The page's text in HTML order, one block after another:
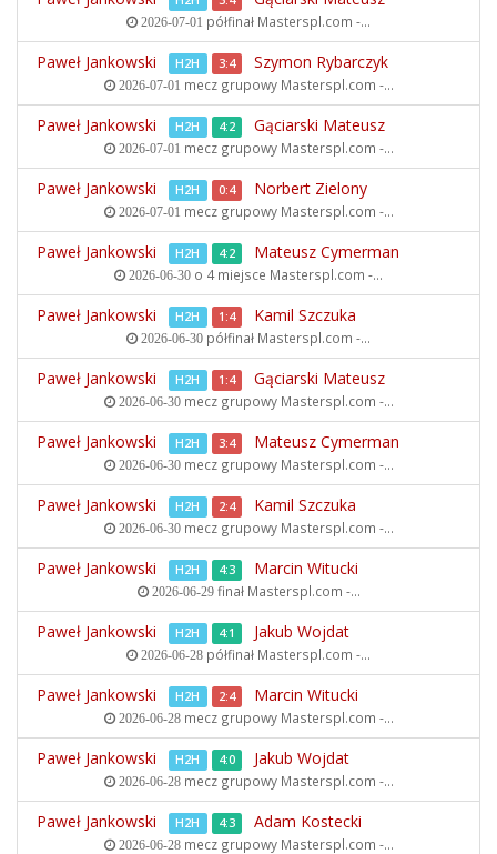
2026-07-01 półfinał Masterspl.com -...
Paweł Jankowski H2H 3:4 Szymon Rybarczyk
2026-07-01 mecz grupowy Masterspl.com -...
Paweł Jankowski H2H 4:2 Gąciarski Mateusz
2026-07-01 mecz grupowy Masterspl.com -...
Paweł Jankowski H2H 0:4 Norbert Zielony
2026-07-01 mecz grupowy Masterspl.com -...
Paweł Jankowski H2H 4:2 Mateusz Cymerman
2026-06-30 o 4 miejsce Masterspl.com -...
Paweł Jankowski H2H 1:4 Kamil Szczuka
2026-06-30 półfinał Masterspl.com -...
Paweł Jankowski H2H 1:4 Gąciarski Mateusz
2026-06-30mecz grupowy Masterspl.com -...
Paweł Jankowski H2H 3:4 Mateusz Cymerman
2026-06-30mecz grupowy Masterspl.com -...
Paweł Jankowski H2H 2:4 Kamil Szczuka
2026-06-30mecz grupowy Masterspl.com -...
Paweł Jankowski H2H 4:3 Marcin Witucki
2026-06-29finał Masterspl.com -...
Paweł Jankowski H2H 4:1 Jakub Wojdat
2026-06-28 półfinał Masterspl.com -...
Paweł Jankowski H2H 2:4 Marcin Witucki
2026-06-28mecz grupowy Masterspl.com -...
Paweł Jankowski H2H 4:0 Jakub Wojdat
2026-06-28mecz grupowy Masterspl.com -...
Paweł Jankowski H2H 4:3 Adam Kostecki
2026-06-28mecz grupowy Masterspl.com -...